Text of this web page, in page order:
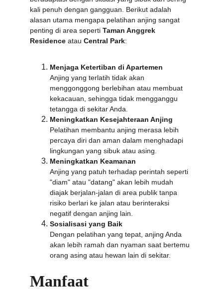
kali penuh dengan gangguan. Berikut adalah
alasan utama mengapa pelatihan anjing sangat
penting di area seperti Taman Anggrek
Residence atau Central Park:
Menjaga Ketertiban di Apartemen
Anjing yang terlatih tidak akan
menggonggong berlebihan atau membuat
kekacauan, sehingga tidak mengganggu
tetangga di sekitar Anda.
Meningkatkan Kesejahteraan Anjing
Pelatihan membantu anjing merasa lebih
percaya diri dan aman dalam menghadapi
lingkungan yang sibuk atau asing.
Meningkatkan Keamanan
Anjing yang patuh terhadap perintah seperti
"diam" atau "datang" akan lebih mudah
diajak berjalan-jalan di area publik tanpa
risiko berlari ke jalan atau berinteraksi
negatif dengan anjing lain.
Sosialisasi yang Baik
Dengan pelatihan yang tepat, anjing Anda
akan lebih ramah dan nyaman saat bertemu
orang asing atau hewan lain di sekitar.
Manfaat